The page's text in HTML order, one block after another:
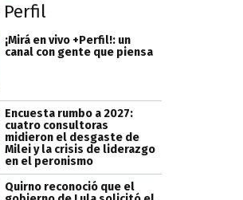
Perfil
¡Mirá en vivo +Perfil!: un
canal con gente que piensa
Encuesta rumbo a 2027:
cuatro consultoras
midieron el desgaste de
Milei y la crisis de liderazgo
en el peronismo
Quirno reconoció que el